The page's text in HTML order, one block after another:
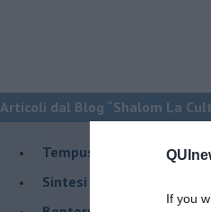
If you
Articoli dal Blog “Shalom La
​Tempus fugit
​Sintesi di un viaggio nel